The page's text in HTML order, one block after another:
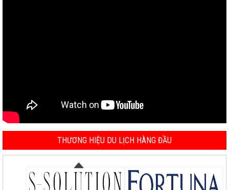
THƯƠNG HIỆU DU LỊCH HÀNG ĐẦU